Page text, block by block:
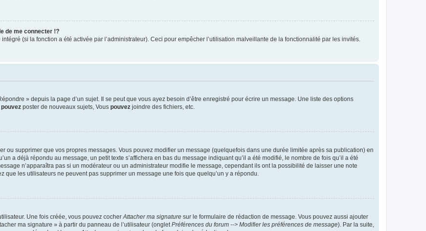
de me connecter !?
(si la fonction a été activée par l’administrateur). Ceci pour empêcher l’utilisation malveillante de la fonctionnalité par les invités.
» depuis la page d’un sujet. Il se peut que vous ayez besoin d’être enregistré pour écrire un message. Une liste des options
pouvez poster de nouveaux sujets, Vous pouvez joindre des fichiers, etc.
ou supprimer que vos propres messages. Vous pouvez modifier un message (quelquefois dans une durée limitée après sa publication) en
a déjà répondu au message, un petit texte s’affichera en bas du message indiquant qu’il a été modifié, le nombre de fois qu’il a été
n’apparaîtra pas si un modérateur ou un administrateur modifie le message, cependant ils ont la possibilité de laisser une note
que les utilisateurs ne peuvent pas supprimer un message une fois que quelqu’un y a répondu.
Une fois créée, vous pouvez cocherAttacher ma signature sur le formulaire de rédaction de message. Vous pouvez aussi ajouter
ma signature » à partir du panneau de l’utilisateur (ongletPréférences du forum --> Modifier les préférences de message). Par la suite,